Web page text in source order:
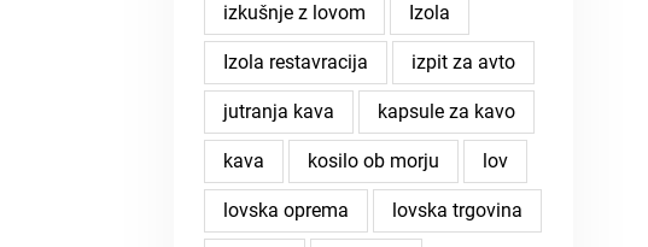
izkušnje z lovom Izola
Izola restavracija izpit za avto
jutranja kava kapsule za kavo
kava kosilo ob morju lov
lovska oprema lovska trgovina